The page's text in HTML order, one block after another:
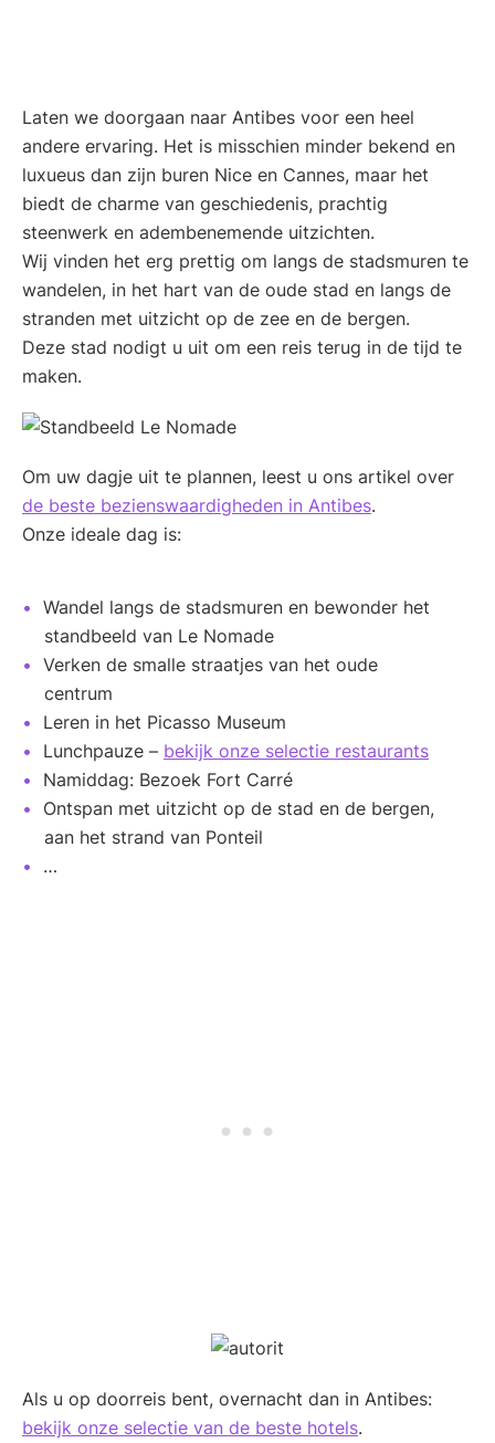
Laten we doorgaan naar Antibes voor een heel
andere ervaring. Het is misschien minder bekend en
luxueus dan zijn buren Nice en Cannes, maar het
biedt de charme van geschiedenis, prachtig
steenwerk en adembenemende uitzichten.
Wij vinden het erg prettig om langs de stadsmuren te
wandelen, in het hart van de oude stad en langs de
stranden met uitzicht op de zee en de bergen.
Deze stad nodigt u uit om een reis terug in de tijd te
maken.
Om uw dagje uit te plannen, leest u ons artikel over
de beste bezienswaardigheden in Antibes.
Onze ideale dag is:
Wandel langs de stadsmuren en bewonder het
standbeeld van Le Nomade
Verken de smalle straatjes van het oude
centrum
Leren in het Picasso Museum
Lunchpauze – bekijk onze selectie restaurants
Namiddag: Bezoek Fort Carré
Ontspan met uitzicht op de stad en de bergen,
aan het strand van Ponteil
…
Als u op doorreis bent, overnacht dan in Antibes:
bekijk onze selectie van de beste hotels.